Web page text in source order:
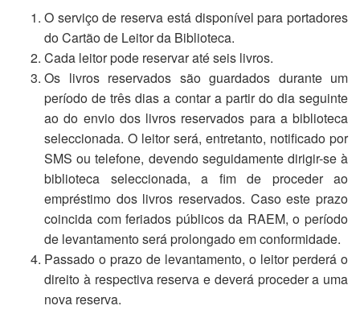
O serviço de reserva está disponível para portadores
do Cartão de Leitor da Biblioteca.
Cada leitor pode reservar até seis livros.
Os livros reservados são guardados durante um
período de três dias a contar a partir do dia seguinte
ao do envio dos livros reservados para a biblioteca
seleccionada. O leitor será, entretanto, notificado por
SMS ou telefone, devendo seguidamente dirigir-se à
biblioteca seleccionada, a fim de proceder ao
empréstimo dos livros reservados. Caso este prazo
coincida com feriados públicos da RAEM, o período
de levantamento será prolongado em conformidade.
Passado o prazo de levantamento, o leitor perderá o
direito à respectiva reserva e deverá proceder a uma
nova reserva.